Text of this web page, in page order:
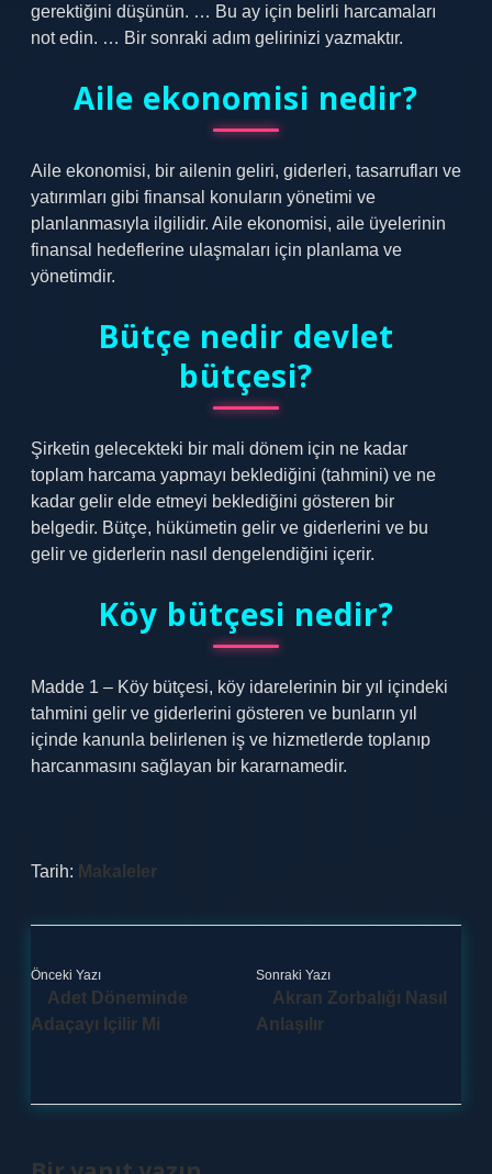
gerektiğini düşünün. … Bu ay için belirli harcamaları
not edin. … Bir sonraki adım gelirinizi yazmaktır.
Aile ekonomisi nedir?
Aile ekonomisi, bir ailenin geliri, giderleri, tasarrufları ve
yatırımları gibi finansal konuların yönetimi ve
planlanmasıyla ilgilidir. Aile ekonomisi, aile üyelerinin
finansal hedeflerine ulaşmaları için planlama ve
yönetimdir.
Bütçe nedir devlet
bütçesi?
Şirketin gelecekteki bir mali dönem için ne kadar
toplam harcama yapmayı beklediğini (tahmini) ve ne
kadar gelir elde etmeyi beklediğini gösteren bir
belgedir. Bütçe, hükümetin gelir ve giderlerini ve bu
gelir ve giderlerin nasıl dengelendiğini içerir.
Köy bütçesi nedir?
Madde 1 – Köy bütçesi, köy idarelerinin bir yıl içindeki
tahmini gelir ve giderlerini gösteren ve bunların yıl
içinde kanunla belirlenen iş ve hizmetlerde toplanıp
harcanmasını sağlayan bir kararnamedir.
Tarih: Makaleler
Önceki Yazı
Adet Döneminde
Adaçayı Içilir Mi
Sonraki Yazı
Akran Zorbalığı Nasıl
Anlaşılır